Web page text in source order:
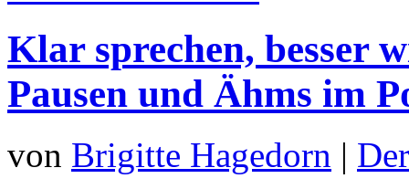
Klar sprechen, besser
Pausen und Ähms im
von Brigitte Hagedorn |